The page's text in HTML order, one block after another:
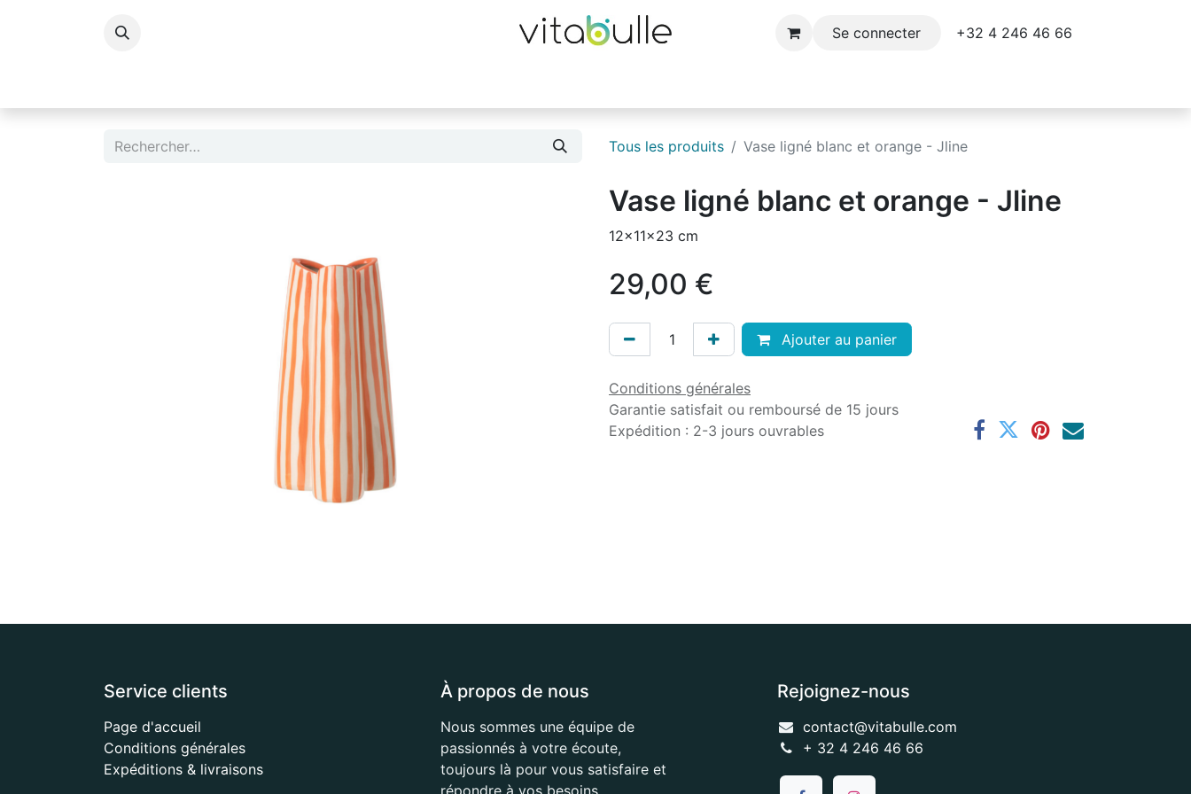
Se connecter +32 4 246 46 66​
Tous les produits Vase ligné blanc et orange - Jline
Vase ligné blanc et orange - Jline
12x11x23 cm
29,00 €
Ajouter au panier
Conditions générales
Garantie satisfait ou remboursé de 15 jours
Expédition : 2-3 jours ouvrables
Service clients
Page d'accueil
Conditions générales
Expéditions & livraisons
À propos de nous
Nous sommes une équipe de
passionnés à votre écoute,
toujours là pour vous satisfaire et
répondre à vos besoins.
Rejoignez-nous
contact@vitabulle.com
+ 32 4 246 46 66